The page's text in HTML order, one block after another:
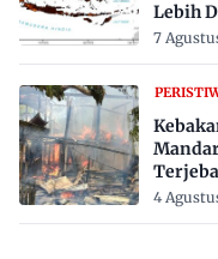
Lebih
7
4